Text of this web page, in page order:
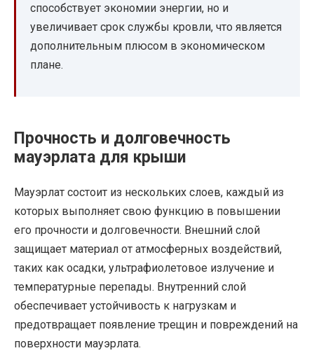
способствует экономии энергии, но и
увеличивает срок службы кровли, что является
дополнительным плюсом в экономическом
плане.
Прочность и долговечность
мауэрлата для крыши
Мауэрлат состоит из нескольких слоев, каждый из
которых выполняет свою функцию в повышении
его прочности и долговечности. Внешний слой
защищает материал от атмосферных воздействий,
таких как осадки, ультрафиолетовое излучение и
температурные перепады. Внутренний слой
обеспечивает устойчивость к нагрузкам и
предотвращает появление трещин и повреждений на
поверхности мауэрлата.